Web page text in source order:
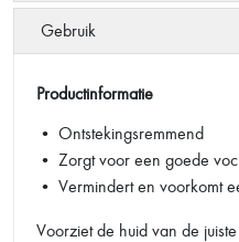
Gebruik
Productinformatie
• Ontstekingsremmend
• Zorgt voor een goede
• Vermindert en voorkomt
Voorziet de huid van de